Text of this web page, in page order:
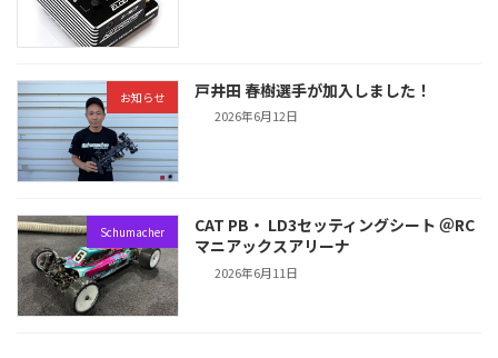
お知らせ 戸井田 春樹選手が加入しました！
2026年6月12日
Schumacher
CAT PB・ LD3セッティングシート ＠RC
マニアックスアリーナ
2026年6月11日